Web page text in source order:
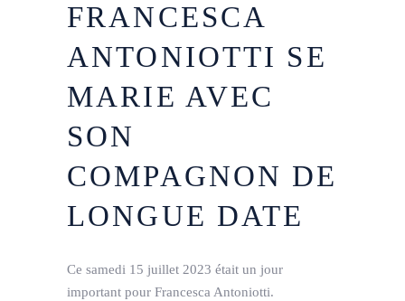
FRANCESCA
ANTONIOTTI SE
MARIE AVEC
SON
COMPAGNON DE
LONGUE DATE
Ce samedi 15 juillet 2023 était un jour
important pour Francesca Antoniotti.